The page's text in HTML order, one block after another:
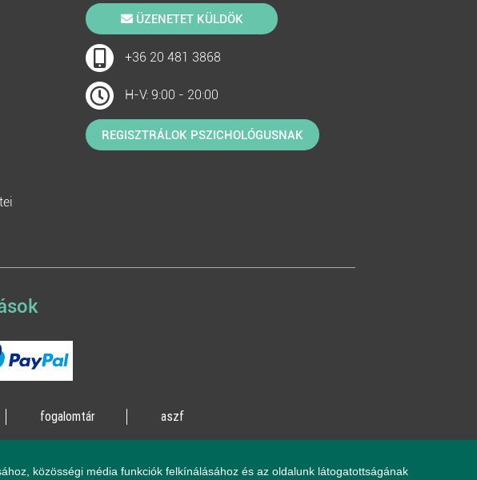
ÜZENETET KÜLDÖK
+36 20 481 3868
H-V: 9:00 - 20:00
REGISZTRÁLOK PSZICHOLÓGUSNAK
fogalomtár aszf
közösségi média funkciók felkínálásához és az oldalunk látogatottságának